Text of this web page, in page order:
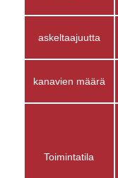
askeltaajuutta
kanavien määrä
Toimintatila